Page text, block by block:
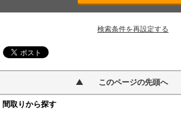
検索条件を再設定する
このページの先頭へ
間取りから探す